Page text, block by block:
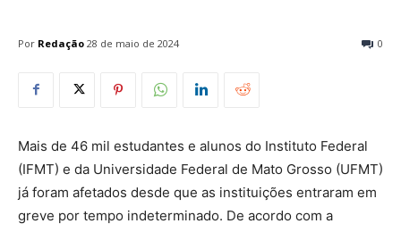
Por Redação 0
28 de maio de 2024
Mais de 46 mil estudantes e alunos do Instituto Federal
(IFMT) e da Universidade Federal de Mato Grosso (UFMT)
já foram afetados desde que as instituições entraram em
greve por tempo indeterminado. De acordo com a